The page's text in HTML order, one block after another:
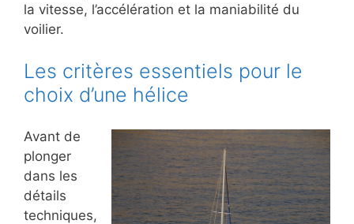
la vitesse, l’accélération et la maniabilité du
voilier.
Les critères essentiels pour le
choix d’une hélice
Avant de
plonger
dans les
détails
techniques,